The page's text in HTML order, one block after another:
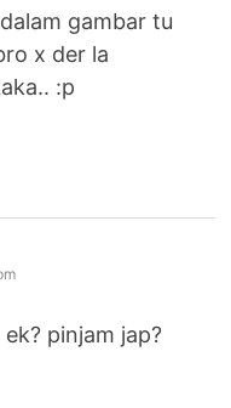
gambar tu
x der la
:p
pinjam jap?